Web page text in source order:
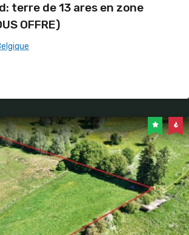
terre de 13 ares en zone
OFFRE)